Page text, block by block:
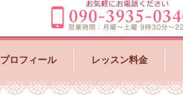
プロフィール レッスン料金